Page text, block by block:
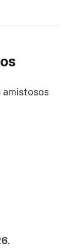
amistosos
.